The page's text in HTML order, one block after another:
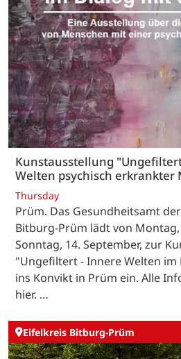
Kunstausstellung
Welten psychisch erkrankter
Thursday
Prüm. Das Gesundheitsamt
Bitburg-Prüm lädt von Montag,
Sonntag, 14. September, zur
"Ungefiltert - Innere Welten im
ins Konvikt in Prüm ein. Alle
hier. …
Eifelkreis Bitburg-Prüm